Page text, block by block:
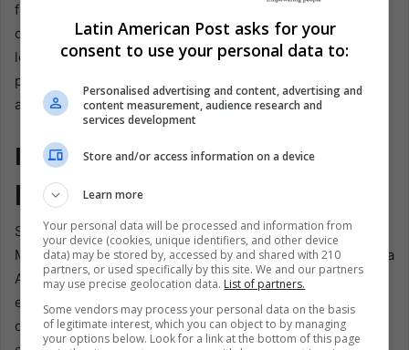
favorable para la empresa privada y reduciendo la
dependencia de la intervención estatal. Sin embargo,
lograr estos objetivos requiere navegar por el complejo
panorama de la política argentina y asegurar un apoyo
amplio para estas medidas transformadoras.
Impacto potencial y
perspectivas futuras
Si se implementan con éxito, las reformas económicas de
Milei podrían marcar un importante punto de inflexión para
Argentina. La reducción de la carga fiscal y la intervención
estatal podría atraer inversión extranjera, estimular el
crecimiento económico y, en última instancia, ayudar a
Latin American Post asks for your
consent to use your personal data to:
Personalised advertising and content, advertising and
content measurement, audience research and
services development
Store and/or access information on a device
Learn more
Your personal data will be processed and information from
your device (cookies, unique identifiers, and other device
data) may be stored by, accessed by and shared with 210
partners, or used specifically by this site. We and our partners
may use precise geolocation data. List of partners.
Some vendors may process your personal data on the basis
of legitimate interest, which you can object to by managing
your options below. Look for a link at the bottom of this page